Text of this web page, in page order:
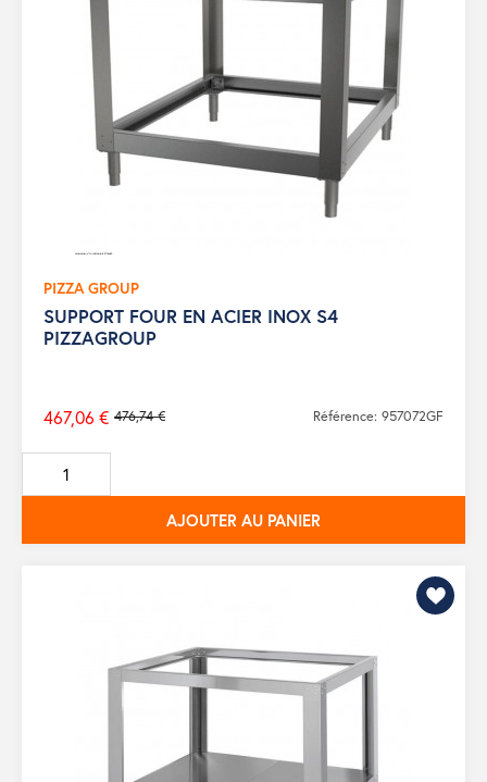
PIZZA GROUP
SUPPORT FOUR EN ACIER INOX S4
PIZZAGROUP
Prix
de
base
476,74 €
467,06 € Référence: 957072GF
AJOUTER AU PANIER